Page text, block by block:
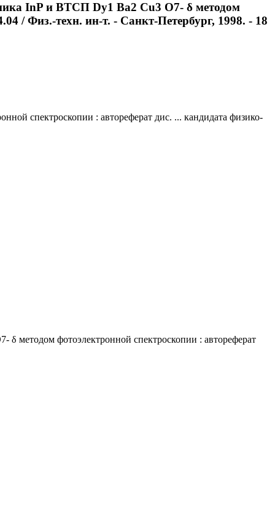
InP и ВТСП Dy1 Ba2 Cu3 O7- δ методом
/ Физ.-техн. ин-т. - Санкт-Петербург, 1998. - 18
спектроскопии : автореферат дис. ... кандидата физико-
методом фотоэлектронной спектроскопии : автореферат